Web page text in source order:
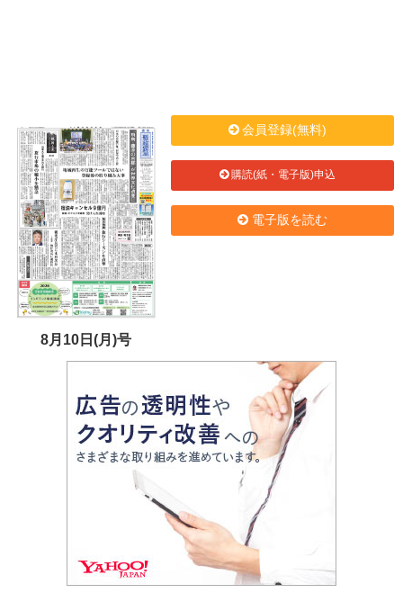
8月10日(月)号
会員登録(無料)
購読(紙・電子版)申込
電子版を読む